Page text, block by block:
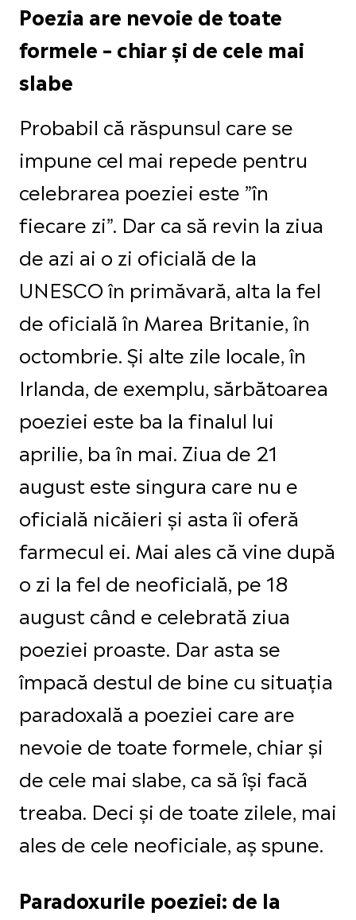
Poezia are nevoie de toate
formele – chiar și de cele mai
slabe
Probabil că răspunsul care se
impune cel mai repede pentru
celebrarea poeziei este ”în
fiecare zi”. Dar ca să revin la ziua
de azi ai o zi oficială de la
UNESCO în primăvară, alta la fel
de oficială în Marea Britanie, în
octombrie. Și alte zile locale, în
Irlanda, de exemplu, sărbătoarea
poeziei este ba la finalul lui
aprilie, ba în mai. Ziua de 21
august este singura care nu e
oficială nicăieri și asta îi oferă
farmecul ei. Mai ales că vine după
o zi la fel de neoficială, pe 18
august când e celebrată ziua
poeziei proaste. Dar asta se
împacă destul de bine cu situația
paradoxală a poeziei care are
nevoie de toate formele, chiar și
de cele mai slabe, ca să își facă
treaba. Deci și de toate zilele, mai
ales de cele neoficiale, aș spune.
Paradoxurile poeziei: de la